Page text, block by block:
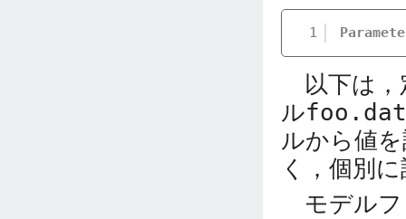
1
以下は，
ルfoo.dat
ルから値
く，個別
モデルフ